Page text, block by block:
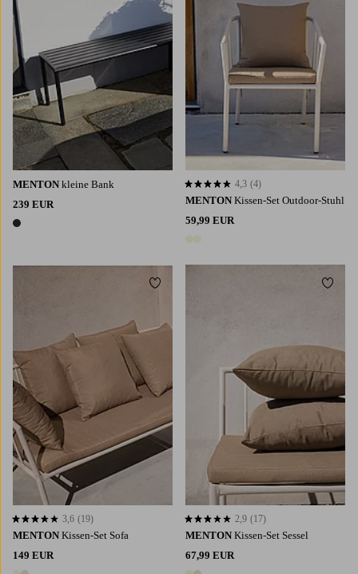
MENTON kleine Bank
239 EUR
1 Farbe
MENTON Kissen-Set Outdoor-Stuhl
59,99 EUR
4,3 basierend auf 4 Bewertungen
4,3 (4)
MENTON Kissen-Set Sofa
149 EUR
3,6 basierend auf 19 Bewertungen
3,6 (19)
Zu Favoriten hinzufügen
MENTON Kissen-Set Sessel
67,99 EUR
2,9 basierend auf 17 Bewertungen
2,9 (17)
Zu